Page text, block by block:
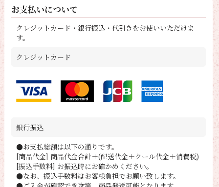
お支払いについて
クレジットカード・銀行振込・代引きをお使いいただけま
す。
クレジットカード
銀行振込
●お支払総額は以下の通りです。
[商品代金] 商品代金合計＋(配送代金＋クール代金＋消費税)
[振込手数料] お振込時にお確かめください。
●なお、振込手数料はお客様負担でお願い致します。